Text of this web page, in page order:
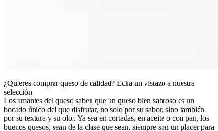
¿Quieres comprar queso de calidad? Echa un vistazo a nuestra
selección
Los amantes del queso saben que un queso bien sabroso es un
bocado único del que disfrutar, no solo por su sabor, sino también
por su textura y su olor. Ya sea en cortadas, en aceite o con pan, los
buenos quesos, sean de la clase que sean, siempre son un placer para